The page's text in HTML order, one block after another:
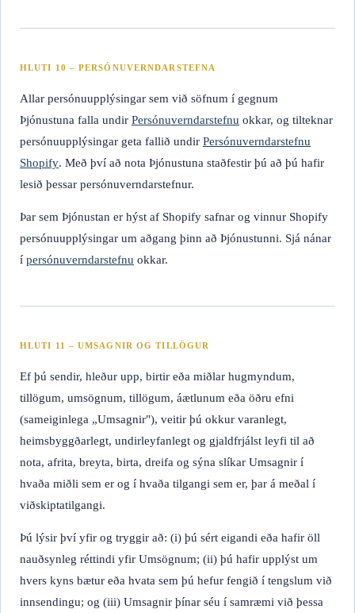
HLUTI 10 – PERSÓNUVERNDARSTEFNA
Allar persónuupplýsingar sem við söfnum í gegnum
Þjónustuna falla undir Persónuverndarstefnu okkar, og tilteknar
persónuupplýsingar geta fallið undir Persónuverndarstefnu
Shopify. Með því að nota Þjónustuna staðfestir þú að þú hafir
lesið þessar persónuverndarstefnur.
Þar sem Þjónustan er hýst af Shopify safnar og vinnur Shopify
persónuupplýsingar um aðgang þinn að Þjónustunni. Sjá nánar
í persónuverndarstefnu okkar.
HLUTI 11 – UMSAGNIR OG TILLÖGUR
Ef þú sendir, hleður upp, birtir eða miðlar hugmyndum,
tillögum, umsögnum, tillögum, áætlunum eða öðru efni
(sameiginlega „Umsagnir"), veitir þú okkur varanlegt,
heimsbyggðarlegt, undirleyfanlegt og gjaldfrjálst leyfi til að
nota, afrita, breyta, birta, dreifa og sýna slíkar Umsagnir í
hvaða miðli sem er og í hvaða tilgangi sem er, þar á meðal í
viðskiptatilgangi.
Þú lýsir því yfir og tryggir að: (i) þú sért eigandi eða hafir öll
nauðsynleg réttindi yfir Umsögnum; (ii) þú hafir upplýst um
hvers kyns bætur eða hvata sem þú hefur fengið í tengslum við
innsendingu; og (iii) Umsagnir þínar séu í samræmi við þessa